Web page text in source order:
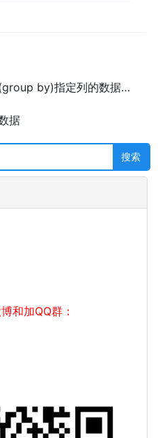
Python pandas 分组汇总(group by)指定列的数据方法及示例代码
据
和加QQ群：